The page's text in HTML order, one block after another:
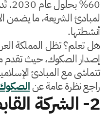
60%
لمبادئ الشريعة، ما يضمن
أنشطتها.
هل تعلم؟ تظل المملكة
إصدار الصكوك، حيث
تتماشى مع المبادئ
راجع نظرة عامة عن
2- الشركة